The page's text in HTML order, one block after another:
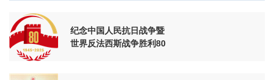
纪念中国人民抗日战争暨
世界反法西斯战争胜利80